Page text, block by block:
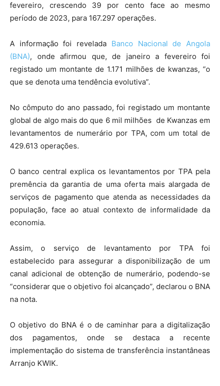
fevereiro, crescendo 39 por cento face ao mesmo
período de 2023, para 167.297 operações.
A informação foi revelada Banco Nacional de Angola
(BNA), onde afirmou que, de janeiro a fevereiro foi
registado um montante de 1.171 milhões de kwanzas, “o
que se denota uma tendência evolutiva”.
No cômputo do ano passado, foi registado um montante
global de algo mais do que 6 mil milhões de Kwanzas em
levantamentos de numerário por TPA, com um total de
429.613 operações.
O banco central explica os levantamentos por TPA pela
premência da garantia de uma oferta mais alargada de
serviços de pagamento que atenda as necessidades da
população, face ao atual contexto de informalidade da
economia.
Assim, o serviço de levantamento por TPA foi
estabelecido para assegurar a disponibilização de um
canal adicional de obtenção de numerário, podendo-se
“considerar que o objetivo foi alcançado”, declarou o BNA
na nota.
O objetivo do BNA é o de caminhar para a digitalização
dos pagamentos, onde se destaca a recente
implementação do sistema de transferência instantâneas
Arranjo KWIK.